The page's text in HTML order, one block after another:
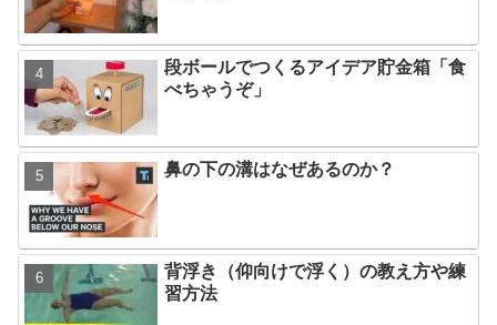
段ボールでつくるアイデア貯金箱「食
べちゃうぞ」
鼻の下の溝はなぜあるのか？
背浮き（仰向けで浮く）の教え方や練
習方法